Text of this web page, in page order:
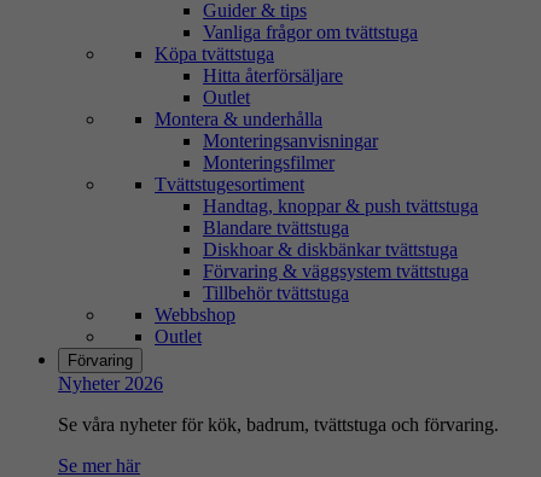
Guider & tips
Vanliga frågor om tvättstuga
Köpa tvättstuga
Hitta återförsäljare
Outlet
Montera & underhålla
Monteringsanvisningar
Monteringsfilmer
Tvättstugesortiment
Handtag, knoppar & push tvättstuga
Blandare tvättstuga
Diskhoar & diskbänkar tvättstuga
Förvaring & väggsystem tvättstuga
Tillbehör tvättstuga
Webbshop
Outlet
Förvaring
Nyheter 2026
Se våra nyheter för kök, badrum, tvättstuga och förvaring.
Se mer här